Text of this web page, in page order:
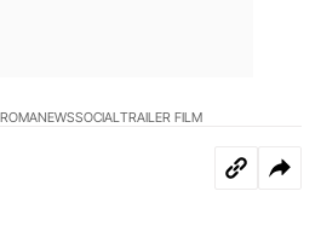
NEWSSOCIALTRAILER FILM